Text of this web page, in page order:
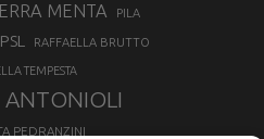
MENTA PILA
PSL RAFFAELLA BRUTTO
TEMPESTA
ANTONIOLI
PEDRANZINI